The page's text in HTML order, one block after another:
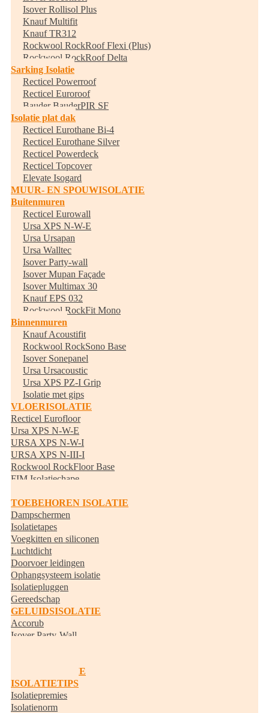
Isover Rollisol Plus
Knauf Multifit
Knauf TR312
Rockwool RockRoof Flexi (Plus)
Rockwool RockRoof Delta
Sarking Isolatie
Recticel Powerroof
Recticel Euroroof
Bauder BauderPIR SF
Isolatie plat dak
Recticel Eurothane Bi-4
Recticel Eurothane Silver
Recticel Powerdeck
Recticel Topcover
Elevate Isogard
MUUR- EN SPOUWISOLATIE
Buitenmuren
Recticel Eurowall
Ursa XPS N-W-E
Ursa Ursapan
Ursa Walltec
Isover Party-wall
Isover Mupan Façade
Isover Multimax 30
Knauf EPS 032
Rockwool RockFit Mono
Binnenmuren
Knauf Acoustifit
Rockwool RockSono Base
Isover Sonepanel
Ursa Ursacoustic
Ursa XPS PZ-I Grip
Isolatie met gips
VLOERISOLATIE
Recticel Eurofloor
Ursa XPS N-W-E
URSA XPS N-W-I
URSA XPS N-III-I
Rockwool RockFloor Base
FIM Isolatiechape
TOEBEHOREN ISOLATIE
Dampschermen
Isolatietapes
Voegkitten en siliconen
Luchtdicht
Doorvoer leidingen
Ophangsysteem isolatie
Isolatiepluggen
Gereedschap
GELUIDSISOLATIE
Accorub
Isover Party-Wall
RANDISOLATIE
ISOLATIETIPS
Isolatiepremies
Isolatienorm